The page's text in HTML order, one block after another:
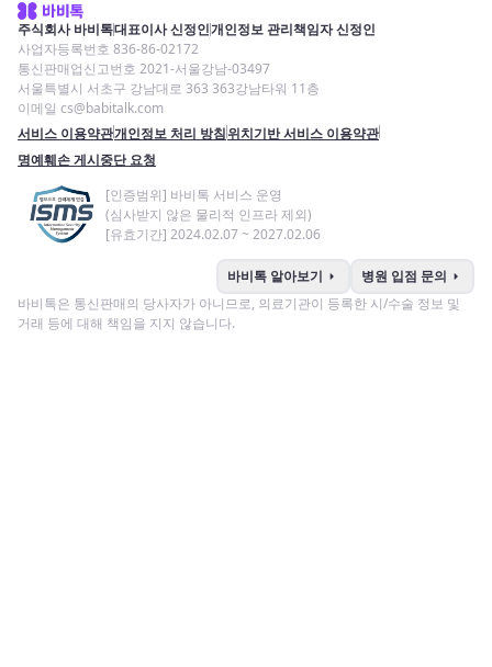
주식회사 바비톡대표이사 신정인개인정보 관리책임자 신정인
사업자등록번호 836-86-02172
통신판매업신고번호 2021-서울강남-03497
서울특별시 서초구 강남대로 363 363강남타워 11층
이메일 cs@babitalk.com
서비스 이용약관개인정보 처리 방침위치기반 서비스 이용약관
명예훼손 게시중단 요청
[인증범위] 바비톡 서비스 운영
(심사받지 않은 물리적 인프라 제외)
[유효기간] 2024.02.07 ~ 2027.02.06
바비톡 알아보기 arrow_right 병원 입점 문의 arrow_right
바비톡은 통신판매의 당사자가 아니므로, 의료기관이 등록한 시/수술 정보 및
거래 등에 대해 책임을 지지 않습니다.